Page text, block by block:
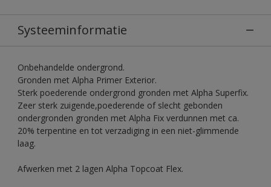
Systeeminformatie
Onbehandelde ondergrond.
Gronden met Alpha Primer Exterior.
Sterk poederende ondergrond gronden met Alpha Superfix.
Zeer sterk zuigende,poederende of slecht gebonden
ondergronden gronden met Alpha Fix verdunnen met ca.
20% terpentine en tot verzadiging in een niet-glimmende
laag.
Afwerken met 2 lagen Alpha Topcoat Flex.